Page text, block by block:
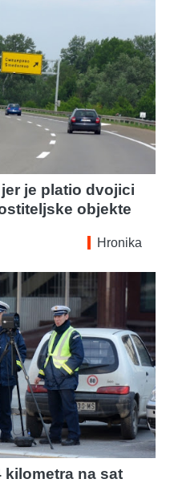
je platio dvojici
objekte
Hronika
kilometra na sat